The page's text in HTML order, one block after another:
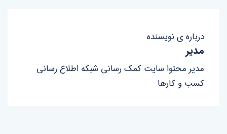
درباره ی نویسنده
مدیر
مدیر محتوا سایت کمک رسانی شبکه اطلاع رسانی
کسب و کارها